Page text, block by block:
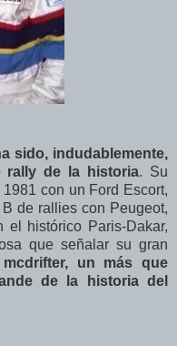
sido, indudablemente,
rally de la historia. Su
con un Ford Escort,
de rallies con Peugeot,
histórico Paris-Dakar,
que señalar su gran
mcdrifter, un más que
de la historia del